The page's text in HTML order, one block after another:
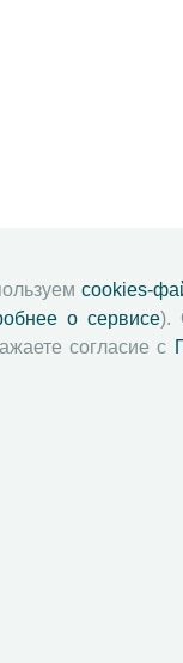
cookies-
о сервисе).
согласие с